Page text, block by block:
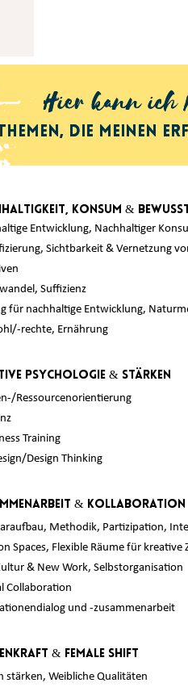
Hier kann ich
die meinen
Hier kann ich
die meinen
Konsum &
Entwicklung, Nachhaltiger
Sichtbarkeit & Vernetzung
Suffizienz
für nachhaltige Entwicklung,
rechte, Ernährung
Psychologie & Stärken
Ressourcenorientierung
Training
Design Thinking
& Kollaboration
Methodik, Partizipation,
Spaces, Flexible Räume für kreative
& New Work, Selbstorganisation
Collaboration
und -zusammenarbeit
& FEmale Shift
stärken, Weibliche Qualitäten